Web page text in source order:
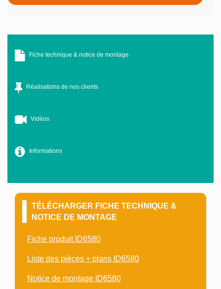
Fiche technique & notice de montage
Réalisations de nos clients
Vidéos
Informations
TÉLÉCHARGER FICHE TECHNIQUE &
NOTICE DE MONTAGE
Fiche produit ID6580
Liste des pièces + plans ID6580
Notice de montage ID6580